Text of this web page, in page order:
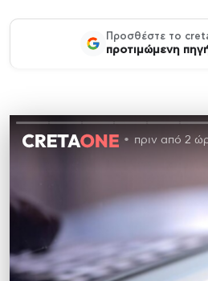
Προσθέστε το
προτιμώμενη
πριν από 2